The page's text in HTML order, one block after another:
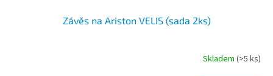
Závěs na Ariston VELIS (sada 2ks)
Skladem (>5 ks)